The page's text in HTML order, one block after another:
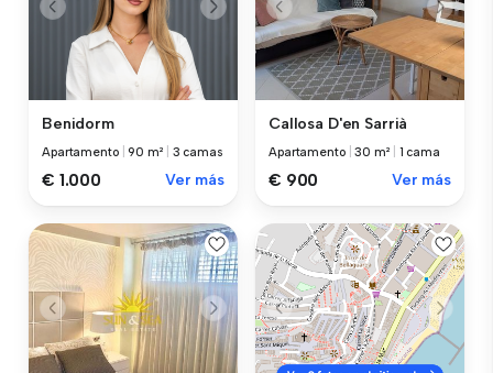
Benidorm
Apartamento |90 m² 3 camas
€ 1.000 Ver más
Callosa D'en Sarrià
Apartamento |30 m² 1 cama
€ 900 Ver más